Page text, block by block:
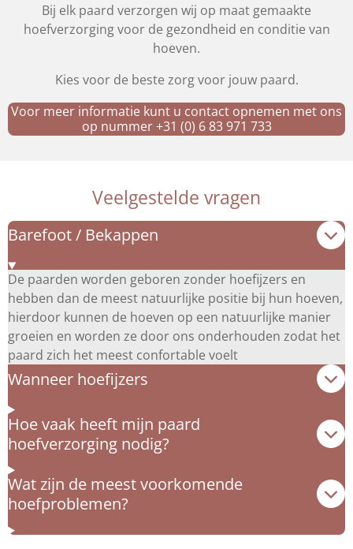
Bij elk paard verzorgen wij op maat gemaakte
hoefverzorging voor de gezondheid en conditie van
hoeven.
Kies voor de beste zorg voor jouw paard.
Voor meer informatie kunt u contact opnemen met ons
op nummer +31 (0) 6 83 971 733
Veelgestelde vragen
Barefoot / Bekappen
De paarden worden geboren zonder hoefijzers en
hebben dan de meest natuurlijke positie bij hun hoeven,
hierdoor kunnen de hoeven op een natuurlijke manier
groeien en worden ze door ons onderhouden zodat het
paard zich het meest confortable voelt
Wanneer hoefijzers
Hoe vaak heeft mijn paard
hoefverzorging nodig?
Wat zijn de meest voorkomende
hoefproblemen?